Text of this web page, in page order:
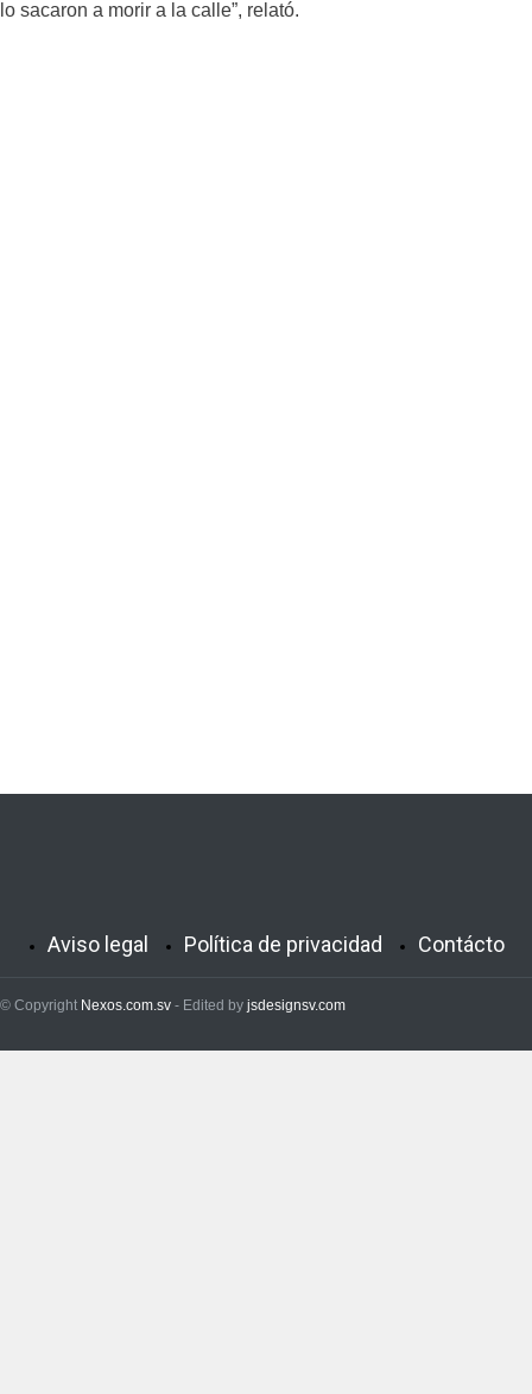
lo sacaron a morir a la calle”, relató.
Aviso legal Política de privacidad Contácto
© Copyright Nexos.com.sv - Edited by jsdesignsv.com